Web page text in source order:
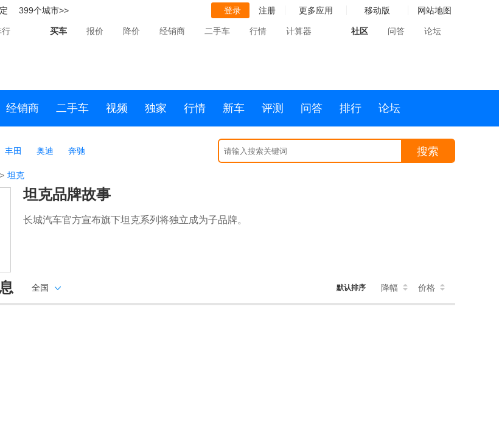
399个城市>> 登录 注册 更多应用 移动版 网站地图
行 买车 报价 降价 经销商 二手车 行情 计算器 社区 问答 论坛
经销商 二手车 视频 独家 行情 新车 评测 问答 排行 论坛
丰田 奥迪 奔驰 搜索
> 坦克
坦克品牌故事
长城汽车官方宣布旗下坦克系列将独立成为子品牌。
全国 默认排序 降幅 价格